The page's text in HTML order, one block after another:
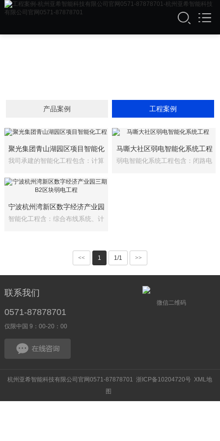
产品案例 工程案例
聚光集团青山湖园区项目智能化
工程
我司承建的智能化工程包含：计算
马嘶大社区弱电智能化系统工程
弱电智能化系统工程包含：闭路电
宁波杭州湾新区数字经济产业园
三期B2区块弱电工程
智能化工程含：综合布线系统、计
<< 1 1/1 >>
联系我们
0571-87878701
仅限中国 9：00-20：00
微信二维码
杭州亚希智能科技有限公司官网0571-87878701浙ICP备10204720号 XML地
图